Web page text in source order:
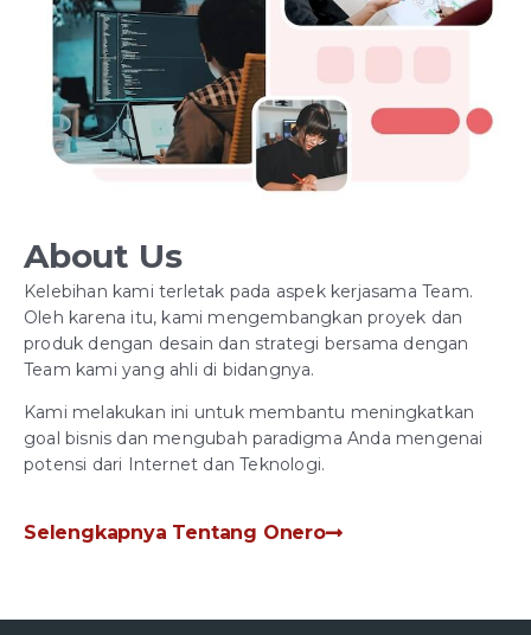
About Us
Kelebihan kami terletak pada aspek kerjasama Team.
Oleh karena itu, kami mengembangkan proyek dan
produk dengan desain dan strategi bersama dengan
Team kami yang ahli di bidangnya.
Kami melakukan ini untuk membantu meningkatkan
goal bisnis dan mengubah paradigma Anda mengenai
potensi dari Internet dan Teknologi.
Selengkapnya Tentang Onero